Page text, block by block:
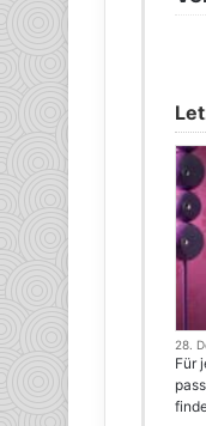
28.
Für